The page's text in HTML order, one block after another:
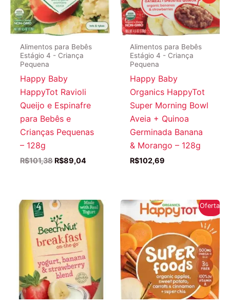
Alimentos para Bebês
Estágio 4 - Criança
Pequena
Happy Baby
HappyTot Ravioli
Queijo e Espinafre
para Bebês e
Crianças Pequenas
– 128g
R$101,38 O
R$89,04O
Alimentos para Bebês
Estágio 4 - Criança
Pequena
Happy Baby
Organics HappyTot
Super Morning Bowl
Aveia + Quinoa
Germinada Banana
& Morango – 128g
R$102,69
Oferta!